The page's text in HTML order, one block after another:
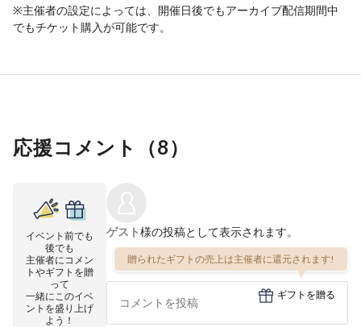
※主催者の設定によっては、開催日後でもアーカイブ配信期間中
でもチケット購入が可能です。
応援コメント（8）
イベント前でも
後でも
主催者にコメン
トやギフトを贈
って
一緒にこのイベ
ントを盛り上げ
よう！
ゲスト様の投稿として表示されます。
贈られたギフトの売上は主催者に還元されます!
ギフトを贈る